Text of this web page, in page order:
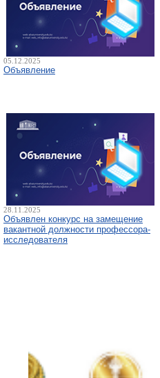
05.12.2025
Объявление
28.11.2025
Объявлен конкурс на замещение
вакантной должности профессора-
исследователя